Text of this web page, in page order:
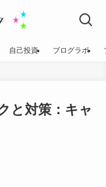
自己投資 ブログラボ
と対策：キャ